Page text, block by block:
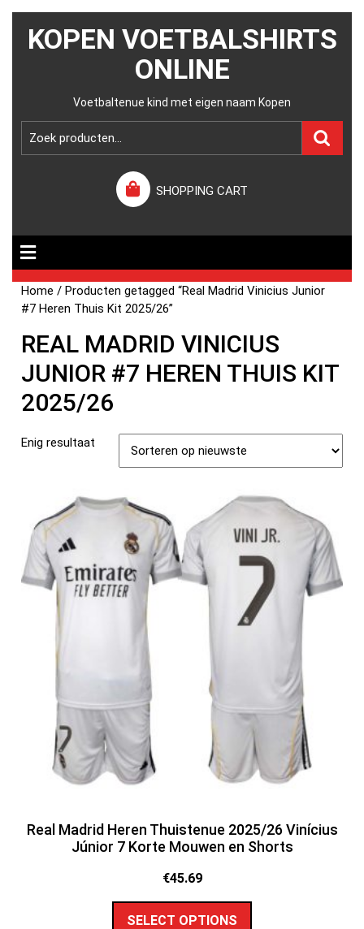
KOPEN VOETBALSHIRTS
ONLINE
Voetbaltenue kind met eigen naam Kopen
SHOPPING CART
Home / Producten getagged “Real Madrid Vinicius Junior
#7 Heren Thuis Kit 2025/26”
REAL MADRID VINICIUS
JUNIOR #7 HEREN THUIS KIT
2025/26
Enig resultaat
Real Madrid Heren Thuistenue 2025/26 Vinícius
Júnior 7 Korte Mouwen en Shorts
€45.69
SELECT OPTIONS